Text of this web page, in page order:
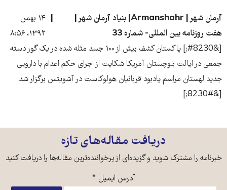
آرمان شهر | Armanshahr| بنیاد آرمان شهر |
هفت روزنامه بین المللی- شماره 33
۱۴ بهمن
۱۳۹۲، ۸:۵۶
[&#8230;] پاکستان کشف بیش از ۱۰۰ جسد مثله شده در یک گور دسته
جمعی در ایالت بلوچستان آمریکا شکایت از اجرای حکم اعدام با دارویی
جدید لهستان مراسم یادبود قربانیان هولوکاست در آشویتس برگزار شد
[&#8230;]
دریافت مقاله‌های تازه
خبرنامه را مشترک شوید و گزیده‌ای از پرخواننده‌ترین مقاله‌ها را دریافت کنید
آدرس ایمیل *